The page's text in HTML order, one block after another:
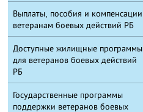
Выплаты, пособия и компенсации
ветеранам боевых действий РБ
Доступные жилищные программы
для ветеранов боевых действий
РБ
Государственные программы
поддержки ветеранов боевых